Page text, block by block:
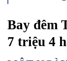
Bay đêm
7 triệu 4